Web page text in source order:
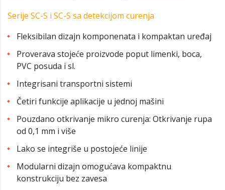
Serije SC-S i SC-S sa detekcijom curenja
Fleksibilan dizajn komponenata i kompaktan uređaj
Proverava stojeće proizvode poput limenki, boca,
PVC posuda i sl.
Integrisani transportni sistemi
Četiri funkcije aplikacije u jednoj mašini
Pouzdano otkrivanje mikro curenja: Otkrivanje rupa
od 0,1 mm i više
Lako se integriše u postojeće linije
Modularni dizajn omogućava kompaktnu
konstrukciju bez zavesa